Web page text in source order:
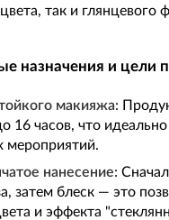
так и глянцевого
назначения и цели
макияжа:
16 часов, что
мероприятий.
нанесение:
затем блеск — это
и эффекта